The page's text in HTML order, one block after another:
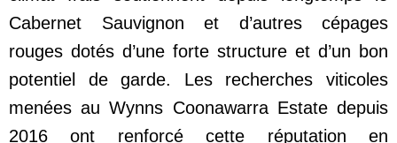
Cabernet Sauvignon et d’autres cépages
rouges dotés d’une forte structure et d’un bon
potentiel de garde. Les recherches viticoles
menées au Wynns Coonawarra Estate depuis
2016 ont renforcé cette réputation en